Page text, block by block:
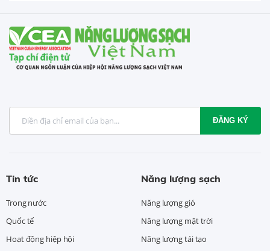
ĐĂNG KÝ
Tin tức
Trong nước
Quốc tế
Hoạt động hiệp hội
Năng lượng sạch
Năng lượng gió
Năng lượng mặt trời
Năng lượng tái tạo